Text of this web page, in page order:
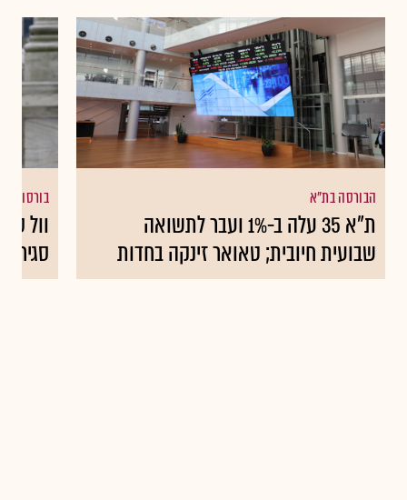
הבורסה בת"א
ת"א 35 עלה ב-1% ועבר לתשואה
שבועית חיובית; טאואר זינקה בחדות
בורסות